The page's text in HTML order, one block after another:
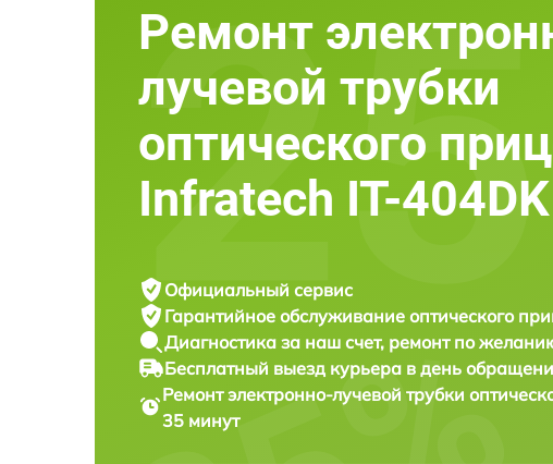
Ремонт
лучевой трубки
оптического
Infratech IT-404DK
Официальный сервис
Гарантийное обслуживание оптического
Диагностика за наш счет, ремонт по
Бесплатный выезд курьера в день
Ремонт электронно-лучевой трубки
35 минут